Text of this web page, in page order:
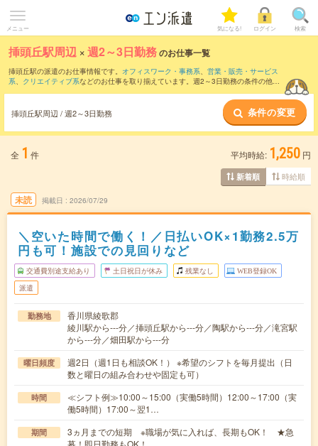
メニュー 気になる! ログイン 検索
挿頭丘駅周辺 ×週2～3日勤務のお仕事一覧
挿頭丘駅の派遣のお仕事情報です。 オフィスワーク・事務系、 営業・販売・サービス
系、 クリエイティブ系などのお仕事を取り揃えています。週2～3日勤務の条件の他
挿頭丘駅周辺 / 週2～3日勤務 条件の変更
全 1 件 平均時給: 1,250 円
新着順 時給順
未読 掲載日 2026/07/29
＼空いた時間で働く！／日払いOK×1勤務2.5万
円も可！施設での見回りなど
交通費別途支給あり 土日祝日が休み 残業なし WEB登録OK
派遣
勤務地
香川県綾歌郡
綾川駅から---分／挿頭丘駅から---分／陶駅から---分／滝宮駅
から---分／畑田駅から---分
曜日頻度
週2日（週1日も相談OK！） ※希望のシフトを毎月提出（日
数と曜日の組み合わせや固定も可）
時間
≪シフト例≫10:00～15:00（実働5時間）12:00～17:00（実
働5時間）17:00～翌1…
期間
3ヵ月までの短期 ※職場が気に入れば、長期もOK！ ★急
募！即日勤務もOK！